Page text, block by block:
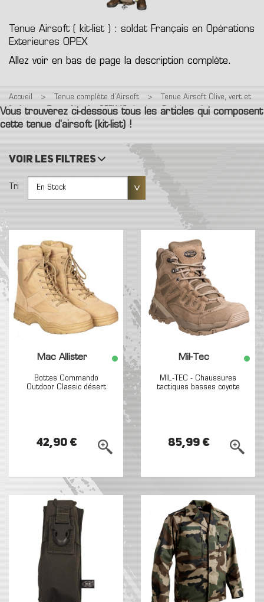
Tenue Airsoft ( kit-list ) : soldat Français en Opérations
Exterieures OPEX
Allez voir en bas de page la description complète.
Accueil > Tenue complète d’Airsoft >
Tenue Airsoft Olive, vert et
forêt
> Tenue Airsoft : OPEX (Opérations Extérieures)
Vous trouverez ci-dessous tous les articles qui composent
cette tenue d'airsoft (kit-list) !
Voir les filtres
Tri En Stock
Mac Allister
Bottes Commando
Outdoor Classic désert
42,90 €
Mil-Tec
MIL-TEC - Chaussures
tactiques basses coyote
85,99 €